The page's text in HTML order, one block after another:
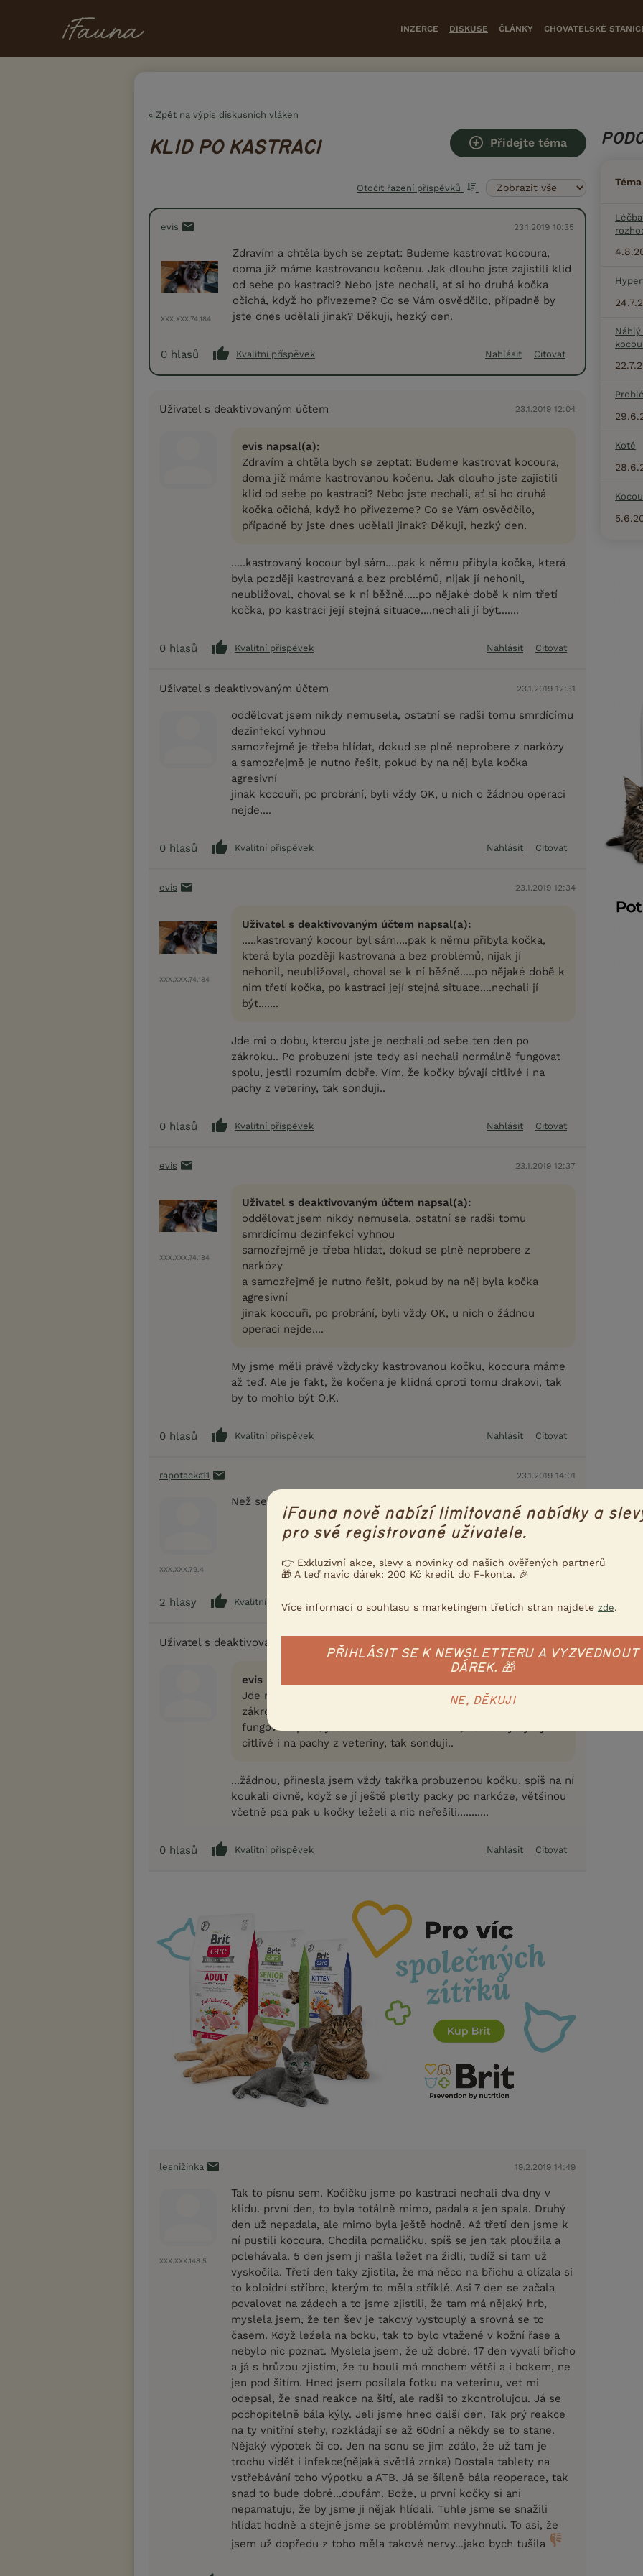
INZERCE DISKUSE ČLÁNKY CHOVATELSKÉ
« Zpět na výpis diskusních vláken
KLID PO KASTRACI Přidejte téma
Otočit řazení příspěvků
evis 23.1.2019 10:35
XXX.XXX.74.184
Zdravím a chtěla bych se zeptat: Budeme kastrovat kocoura,
doma již máme kastrovanou kočenu. Jak dlouho jste zajistili klid
od sebe po kastraci? Nebo jste nechali, ať si ho druhá kočka
očichá, když ho přivezeme? Co se Vám osvědčilo, případně by
jste dnes udělali jinak? Děkuji, hezký den.
0 hlasů Kvalitní příspěvek Nahlásit Citovat
Uživatel s deaktivovaným účtem 23.1.2019 12:04
evis napsal(a):
Zdravím a chtěla bych se zeptat: Budeme kastrovat kocoura,
doma již máme kastrovanou kočenu. Jak dlouho jste zajistili
klid od sebe po kastraci? Nebo jste nechali, ať si ho druhá
kočka očichá, když ho přivezeme? Co se Vám osvědčilo,
případně by jste dnes udělali jinak? Děkuji, hezký den.
.....kastrovaný kocour byl sám....pak k němu přibyla kočka, která
byla později kastrovaná a bez problémů, nijak jí nehonil,
neubližoval, choval se k ní běžně.....po nějaké době k nim třetí
kočka, po kastraci její stejná situace....nechali jí být.......
0 hlasů Kvalitní příspěvek Nahlásit Citovat
Uživatel s deaktivovaným účtem 23.1.2019 12:31
oddělovat jsem nikdy nemusela, ostatní se radši tomu smrdícímu
dezinfekcí vyhnou
samozřejmě je třeba hlídat, dokud se plně neprobere z narkózy
a samozřejmě je nutno řešit, pokud by na něj byla kočka
agresivní
jinak kocouři, po probrání, byli vždy OK, u nich o žádnou operaci
nejde....
0 hlasů Kvalitní příspěvek Nahlásit Citovat
evis 23.1.2019 12:34
XXX.XXX.74.184
Uživatel s deaktivovaným účtem napsal(a):
.....kastrovaný kocour byl sám....pak k němu přibyla kočka,
která byla později kastrovaná a bez problémů, nijak jí
nehonil, neubližoval, choval se k ní běžně.....po nějaké době k
nim třetí kočka, po kastraci její stejná situace....nechali jí
být.......
Jde mi o dobu, kterou jste je nechali od sebe ten den po
zákroku.. Po probuzení jste tedy asi nechali normálně fungovat
spolu, jestli rozumím dobře. Vím, že kočky bývají citlivé i na
pachy z veteriny, tak sonduji..
0 hlasů Kvalitní příspěvek Nahlásit Citovat
evis 23.1.2019 12:37
XXX.XXX.74.184
Uživatel s deaktivovaným účtem napsal(a):
oddělovat jsem nikdy nemusela, ostatní se radši tomu
smrdícímu dezinfekcí vyhnou
samozřejmě je třeba hlídat, dokud se plně neprobere z
narkózy
a samozřejmě je nutno řešit, pokud by na něj byla kočka
agresivní
jinak kocouři, po probrání, byli vždy OK, u nich o žádnou
operaci nejde....
My jsme měli právě vždycky kastrovanou kočku, kocoura máme
až teď. Ale je fakt, že kočena je klidná oproti tomu drakovi, tak
by to mohlo být O.K.
0 hlasů Kvalitní příspěvek Nahlásit Citovat
rapotacka11 23.1.2019 14:01
XXX.XXX.79.4
Než se PLNĚ probral, zajistila jsem mu klid .
2 hlasy Kvalitní příspěvek Nahlásit
Uživatel s deaktivovaným účtem
evis napsal(a):
Jde mi o dobu, kterou jste je nechali od sebe ten den po
zákroku.. Po probuzení jste tedy asi nechali normálně
fungovat spolu, jestli rozumím dobře. Vím, že kočky bývají
citlivé i na pachy z veteriny, tak sonduji..
...žádnou, přinesla jsem vždy takřka probuzenou kočku, spíš na ní
koukali divně, když se jí ještě pletly packy po narkóze, většinou
včetně psa pak u kočky leželi a nic neřešili...........
0 hlasů Kvalitní příspěvek Nahlásit Citovat
lesnížínka 19.2.2019 14:49
XXX.XXX.148.5
Tak to písnu sem. Kočičku jsme po kastraci nechali dva dny v
klidu. první den, to byla totálně mimo, padala a jen spala. Druhý
den už nepadala, ale mimo byla ještě hodně. Až třetí den jsme k
ní pustili kocoura. Chodila pomaličku, spíš se jen tak ploužila a
polehávala. 5 den jsem ji našla ležet na židli, tudíž si tam už
vyskočila. Třetí den taky zjistila, že má něco na břichu a olízala si
to koloidní stříbro, kterým to měla stříklé. Asi 7 den se začala
povalovat na zádech a to jsme zjistili, že tam má nějaký hrb,
myslela jsem, že ten šev je takový vystouplý a srovná se to
časem. Když ležela na boku, tak to bylo vtažené v kožní řase a
nebylo nic poznat. Myslela jsem, že už dobré. 17 den vyvalí břicho
a já s hrůzou zjistím, že tu bouli má mnohem větší a i bokem, ne
jen pod šitím. Hned jsem posílala fotku na veterinu, vet mi
odepsal, že snad reakce na šití, ale radši to zkontrolujou. Já se
pochopitelně bála kýly. Jeli jsme hned další den. Tak prý reakce
na ty vnitřní stehy, rozkládají se až 60dní a někdy se to stane.
Nějaký výpotek či co. Jen na sonu se jim zdálo, že už tam je
trochu vidět i infekce(nějaká světlá zrnka) Dostala tablety na
vstřebávání toho výpotku a ATB. Já se šíleně bála reoperace, tak
snad to bude dobré...doufám. Bože, u první kočky si ani
nepamatuju, že by jsme ji nějak hlídali. Tuhle jsme se snažili
hlídat hodně a stejně jsme se problémům nevyhnuli. To asi, že
jsem už dopředu z toho měla takové nervy...jako bych tušila
Téma
Kotě
iFauna nově nabízí limitované nabídky a
pro své registrované uživatele.
👉 Exkluzivní akce, slevy a novinky od našich ověřených partnerů
🎁 A teď navíc dárek: 200 Kč kredit do F-konta. 🎉
Více informací o souhlasu s marketingem třetích stran najdete zde.
PŘIHLÁSIT SE K NEWSLETTERU A VYZVEDNOUT
DÁREK. 🎁
NE, DĚKUJI